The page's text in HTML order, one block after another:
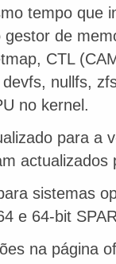
tempo que
de
CTL
nullfs,
no kernel.
para a
actualizados
sistemas
e 64-bit
na página